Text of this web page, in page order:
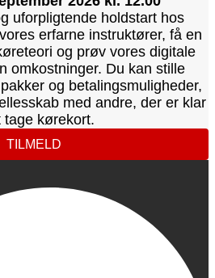
uforpligtende holdstart hos
erfarne instruktører, få en
og prøv vores digitale
omkostninger. Du kan stille
og betalingsmuligheder,
med andre, der er klar
tage kørekort.
TILMELD